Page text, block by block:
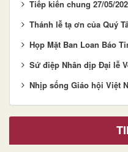
Tiếp kiến chung 27/05/
Thánh lễ tạ ơn của Quý
Họp Mặt Ban Loan Báo
Sứ điệp Nhân dịp Đại lễ
Nhịp sống Giáo hội Việt